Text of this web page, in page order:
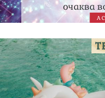
очаква